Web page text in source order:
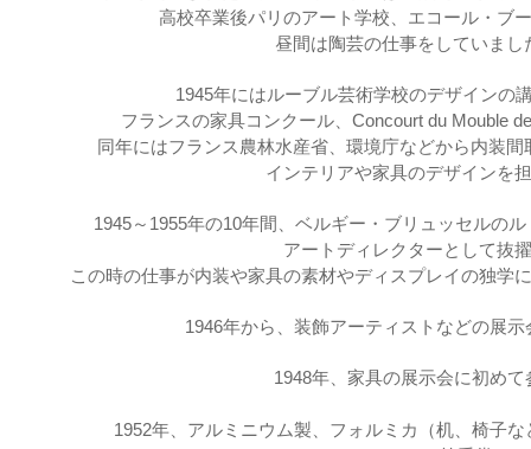
高校卒業後パリのアート学校、エコール・ブ
昼間は陶芸の仕事をしていまし
1945年にはルーブル芸術学校のデザインの
フランスの家具コンクール、 Concourt du Mouble
同年にはフランス農林水産省、環境庁などから内装
インテリアや家具のデザインを
1945～1955年の10年間、ベルギー・ブリュッセルの
アートディレクターとして抜
この時の仕事が内装や家具の素材やディスプレイの独学
1946年から、装飾アーティストなどの展
1948年、家具の展示会に初めて
1952年、アルミニウム製、フォルミカ（机、椅子